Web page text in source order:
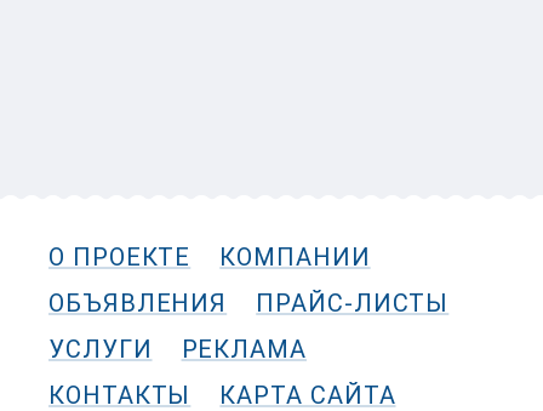
О ПРОЕКТЕ
КОМПАНИИ
ОБЪЯВЛЕНИЯ
ПРАЙС-ЛИСТЫ
УСЛУГИ
РЕКЛАМА
КОНТАКТЫ
КАРТА САЙТА